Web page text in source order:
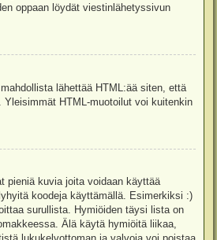
oppaan löydät viestinlähetyssivun
lähettää HTML:ää siten, että
Yleisimmät HTML-muotoilut voi kuitenkin
pieniä kuvia joita voidaan käyttää
koodeja käyttämällä. Esimerkiksi :)
surullista. Hymiöiden täysi lista on
Älä käytä hymiöitä liikaa,